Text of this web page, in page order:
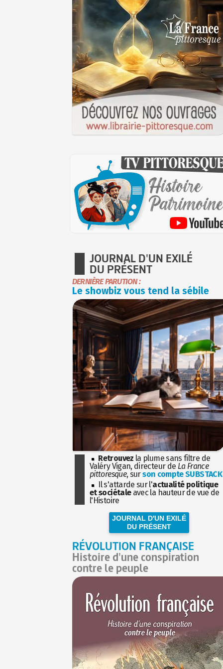
JOURNAL D'UN EXILÉ
DU PRÉSENT
DERNIÈRE PARUTION :
Le showbiz vous tend la sébile
Retrouvez la plume sans filtre de
Valéry Vigan, directeur de La France
pittoresque, surson compte SUBSTACK
Il s'attarde sur l'actualité politique
et sociétaleavec la hauteur de vue de
l'Histoire
JOURNAL D'UN EXILÉ
DU PRÉSENT
RÉVOLUTION FRANÇAISE
Histoire d'une conspiration
contre le peuple